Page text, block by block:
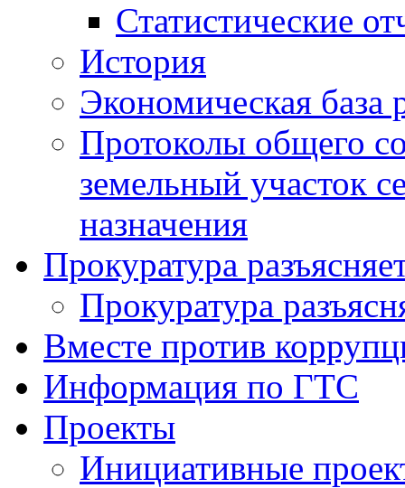
Статистические
История
Экономическая база
Протоколы общего
земельный участок
назначения
Прокуратура
Прокуратура
Вместе против
Информация по ГТС
Проекты
Инициативные